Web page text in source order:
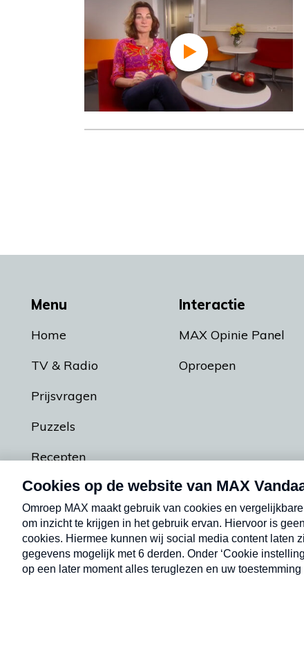
Menu
Home
TV & Radio
Prijsvragen
Puzzels
Recepten
Podcasts
Interactie
MAX Opinie Panel
Oproepen